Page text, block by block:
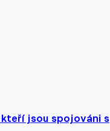
jsou spojováni s